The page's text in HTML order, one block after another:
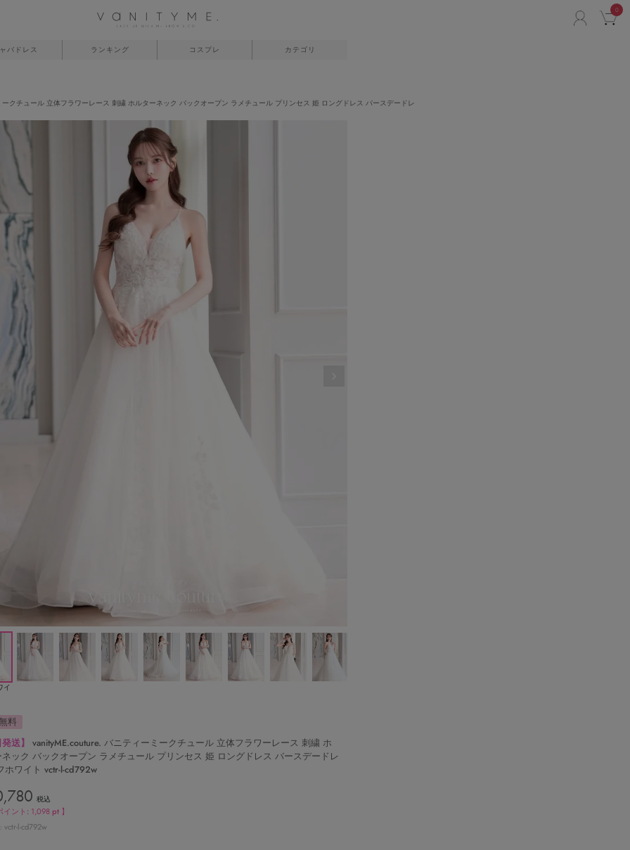
0
バドレス ランキング コスプレ カテゴリ
ークチュール 立体フラワーレース 刺繍 ホルターネック バックオープン ラメチュール プリンセス 姫 ロングドレス バースデードレ
イ
料
送】
vanityME.couture. バニティーミークチュール 立体フラワーレース 刺繍 ホ
ック バックオープン ラメチュール プリンセス 姫 ロングドレス バースデードレ
ホワイト vctr-l-cd792w
税込
イント: 1,098 pt 】
vctr-l-cd792w